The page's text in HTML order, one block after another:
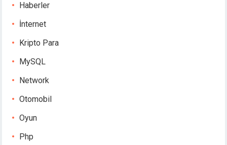
Haberler
İnternet
Kripto Para
MySQL
Network
Otomobil
Oyun
Php